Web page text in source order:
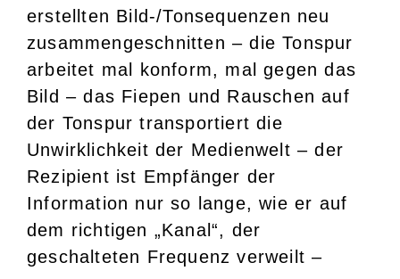
erstellten Bild-/Tonsequenzen neu
zusammengeschnitten – die Tonspur
arbeitet mal konform, mal gegen das
Bild – das Fiepen und Rauschen auf
der Tonspur transportiert die
Unwirklichkeit der Medienwelt – der
Rezipient ist Empfänger der
Information nur so lange, wie er auf
dem richtigen „Kanal“, der
geschalteten Frequenz verweilt –